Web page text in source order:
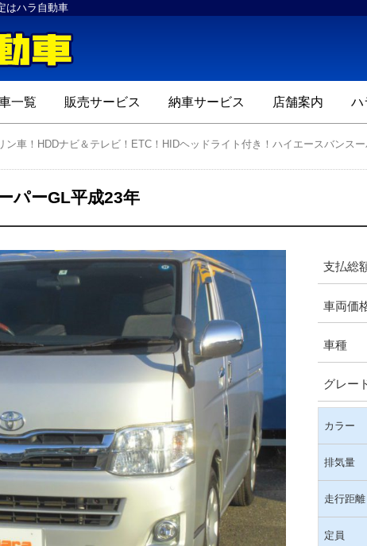
はハラ自動車
一覧 販売サービス 納車サービス 店舗案内 ハ
ン車！HDDナビ＆テレビ！ETC！HIDヘッドライト付き！ハイエースバンスー
パーGL平成23年
支払総
車両価
車種
グレー
カラー
排気量
走行距離
定員